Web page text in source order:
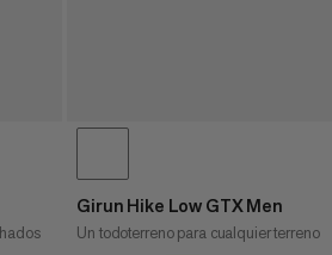
Girun Hike Low GTX Men
Un todoterreno para cualquier terreno